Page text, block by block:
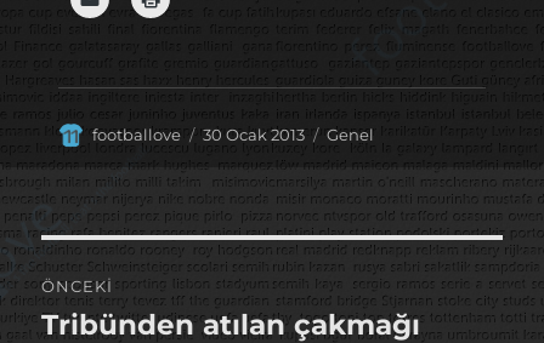
Yazar
footballove
Yayın
30 Ocak 2013 Kategoriler
Genel
Yazı
gezinmesi
ÖNCEKI
Önceki
Tribünden atılan çakmağı